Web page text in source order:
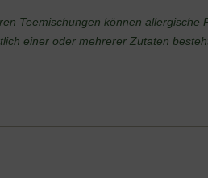
Teemischungen können
einer oder mehrerer Zutaten